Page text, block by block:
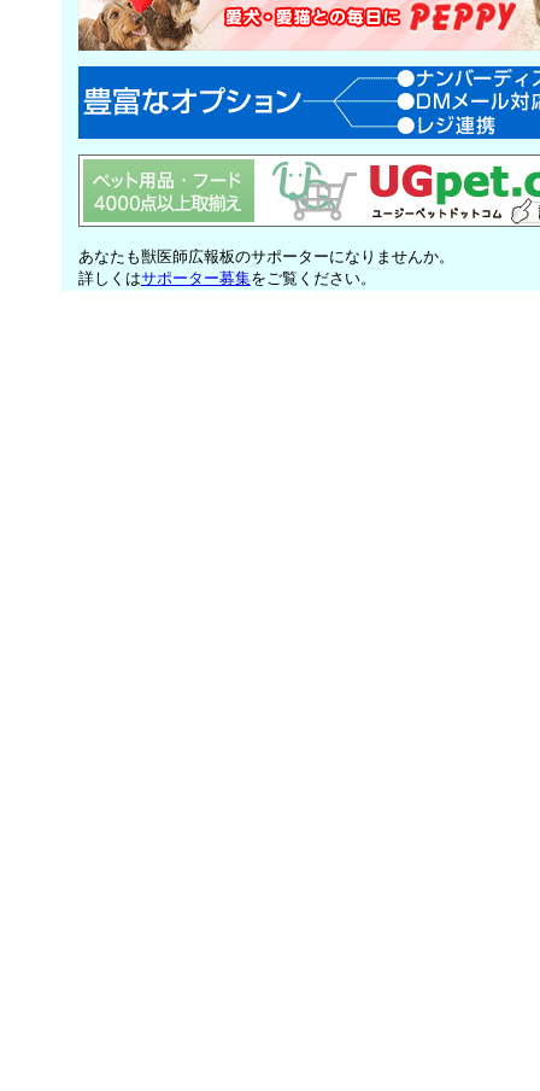
あなたも獣医師広報板のサポーターになりませんか。
詳しくはサポーター募集をご覧ください。